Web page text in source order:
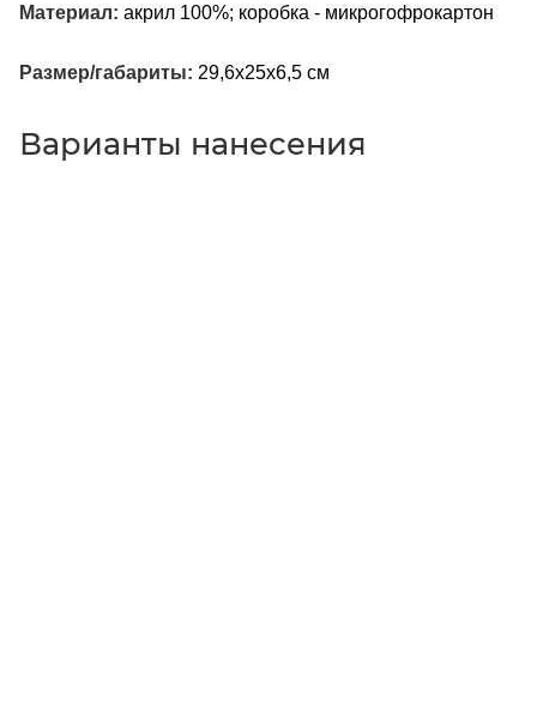
Материал: акрил 100%; коробка - микрогофрокартон
Размер/габариты: 29,6х25х6,5 см
Варианты нанесения